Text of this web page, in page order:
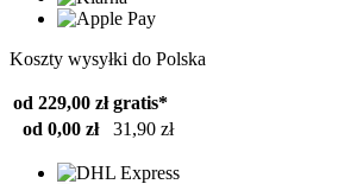
Koszty wysyłki do Polska
od 229,00 zł gratis*
od 0,00 zł
31,90 zł